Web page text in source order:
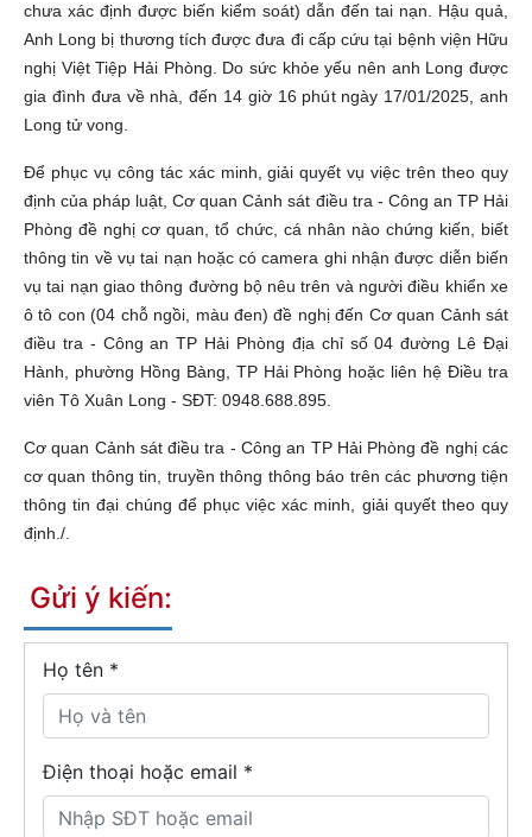
chưa xác định được biến kiểm soát) dẫn đến tai nạn. Hậu quả,
Anh Long bị thương tích được đưa đi cấp cứu tại bệnh viện Hữu
nghị Việt Tiệp Hải Phòng. Do sức khỏe yếu nên anh Long được
gia đình đưa về nhà, đến 14 giờ 16 phút ngày 17/01/2025, anh
Long tử vong.
Để phục vụ công tác xác minh, giải quyết vụ việc trên theo quy
định của pháp luật, Cơ quan Cảnh sát điều tra - Công an TP Hải
Phòng đề nghị cơ quan, tổ chức, cá nhân nào chứng kiến, biết
thông tin về vụ tai nạn hoặc có camera ghi nhận được diễn biến
vụ tai nạn giao thông đường bộ nêu trên và người điều khiển xe
ô tô con (04 chỗ ngồi, màu đen) đề nghị đến Cơ quan Cảnh sát
điều tra - Công an TP Hải Phòng địa chỉ số 04 đường Lê Đại
Hành, phường Hồng Bàng, TP Hải Phòng hoặc liên hệ Điều tra
viên Tô Xuân Long - SĐT: 0948.688.895.
Cơ quan Cảnh sát điều tra - Công an TP Hải Phòng đề nghị các
cơ quan thông tin, truyền thông thông báo trên các phương tiện
thông tin đại chúng để phục việc xác minh, giải quyết theo quy
định./.
Gửi ý kiến:
Họ tên *
Điện thoại hoặc email *